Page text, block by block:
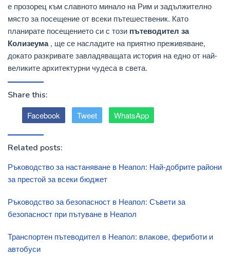
е прозорец към славното минало на Рим и задължително
място за посещение от всеки пътешественик. Като
планирате посещението си с този пътеводител за
Колизеума, ще се насладите на приятно преживяване,
докато разкривате завладяващата история на едно от най-
великите архитектурни чудеса в света.
Share this:
Facebook Tweet WhatsApp
Related posts:
Ръководство за настаняване в Неапол: Най-добрите райони
за престой за всеки бюджет
Ръководство за безопасност в Неапол: Съвети за
безопасност при пътуване в Неапол
Транспортен пътеводител в Неапол: влакове, фериботи и
автобуси